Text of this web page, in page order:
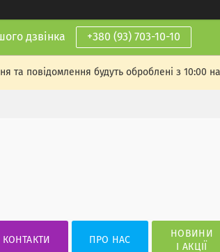
дзвінка +380 (93) 703-10-10
та повідомлення будуть оброблені з 10:00
КОНТАКТИ ПРО НАС
НОВИНИ
І АКЦІЇ